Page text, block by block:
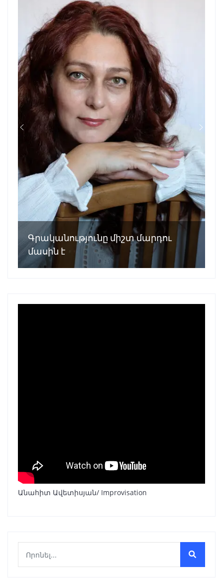
Գրականությունը միշտ մարդու
մասին է
Անահիտ Ավետիսյան/ Improvisation